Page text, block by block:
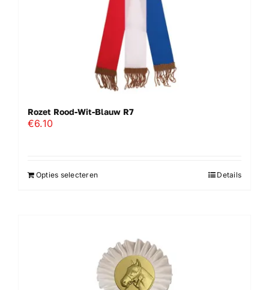
Rozet Rood-Wit-Blauw R7
€6.10
Opties selecteren Details